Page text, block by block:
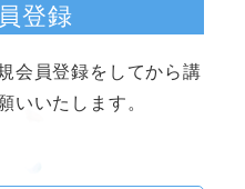
登録
会員登録をしてから講
いいたします。